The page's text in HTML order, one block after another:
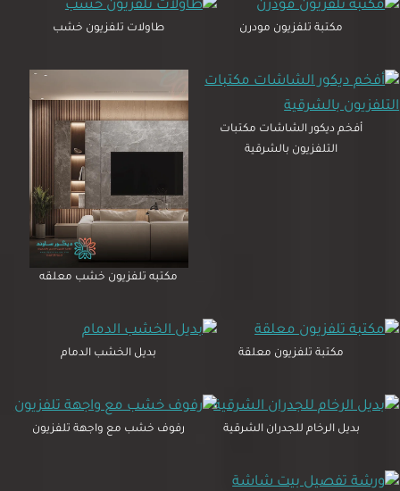
مكتبة تلفزيون مودرن طاولات تلفزيون خشب
أفخم ديكور الشاشات مكتبات
التلفزيون بالشرقية
مكتبه تلفزيون خشب معلقه
مكتبة تلفزيون معلقة بديل الخشب الدمام
بديل الرخام للجدران الشرقية رفوف خشب مع واجهة تلفزيون